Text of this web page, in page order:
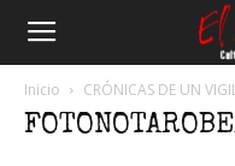
Inicio CRÓNICAS DE UN